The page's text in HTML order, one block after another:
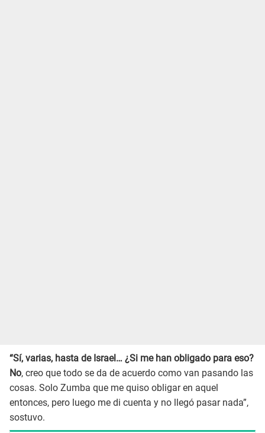
“Sí, varias, hasta de Israel… ¿Si me han obligado para eso?
No, creo que todo se da de acuerdo como van pasando las
cosas. Solo Zumba que me quiso obligar en aquel
entonces, pero luego me di cuenta y no llegó pasar nada”,
sostuvo.